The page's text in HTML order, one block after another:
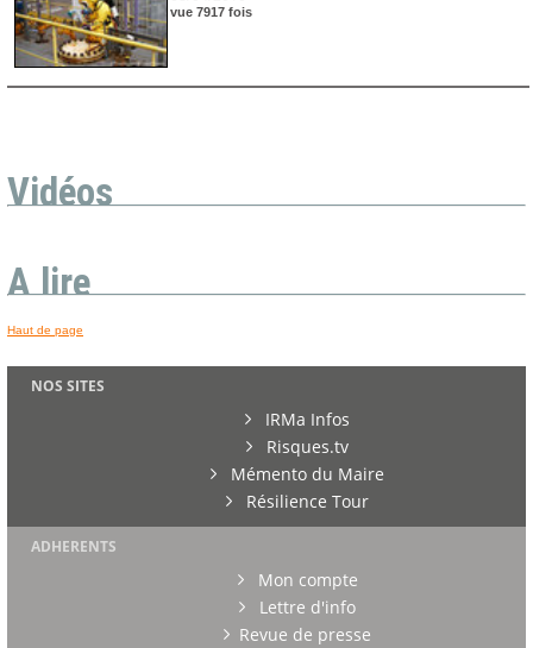
vue 7917 fois
Vidéos
A lire
Haut de page
NOS SITES
IRMa Infos
Risques.tv
Mémento du Maire
Résilience Tour
ADHERENTS
Mon compte
Lettre d'info
Revue de presse